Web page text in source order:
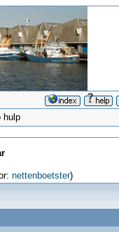
hulp
nettenboetster)